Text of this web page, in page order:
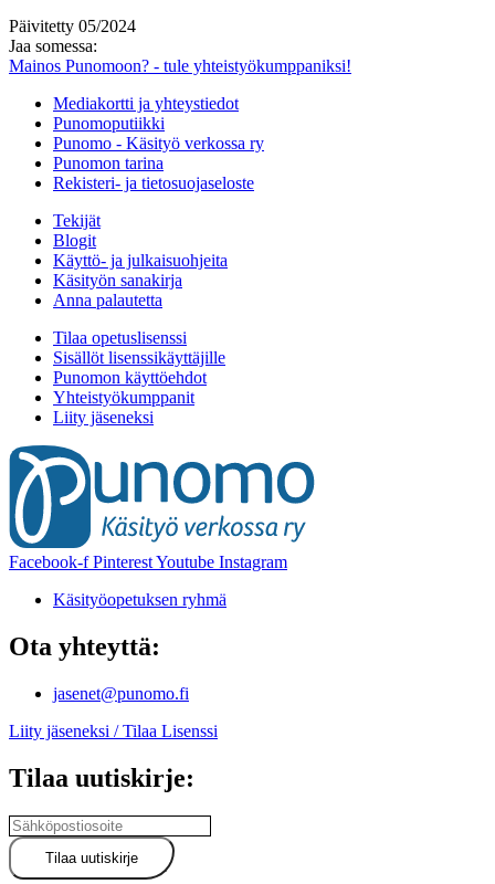
Päivitetty 05/2024
Jaa somessa:
Mainos Punomoon? - tule yhteistyökumppaniksi!
Mediakortti ja yhteystiedot
Punomoputiikki
Punomo - Käsityö verkossa ry
Punomon tarina
Rekisteri- ja tietosuojaseloste
Tekijät
Blogit
Käyttö- ja julkaisuohjeita
Käsityön sanakirja
Anna palautetta
Tilaa opetuslisenssi
Sisällöt lisenssikäyttäjille
Punomon käyttöehdot
Yhteistyökumppanit
Liity jäseneksi
Facebook-f PinterestYoutube Instagram
Käsityöopetuksen ryhmä
Ota yhteyttä:
jasenet@punomo.fi
Liity jäseneksi / Tilaa Lisenssi
Tilaa uutiskirje: